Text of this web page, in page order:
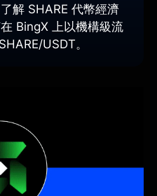
解 SHARE 代幣經濟
BingX 上以機構級流
USDT。